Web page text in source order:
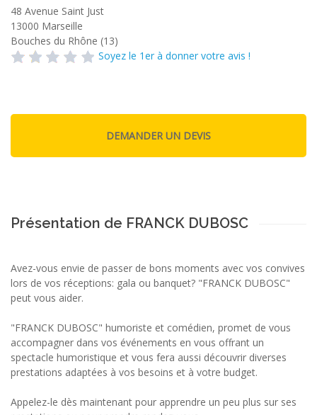
48 Avenue Saint Just
13000 Marseille
Bouches du Rhône (13)
Soyez le 1er à donner votre avis !
Présentation de FRANCK DUBOSC
Avez-vous envie de passer de bons moments avec vos convives
lors de vos réceptions: gala ou banquet? "FRANCK DUBOSC"
peut vous aider.
"FRANCK DUBOSC" humoriste et comédien, promet de vous
accompagner dans vos événements en vous offrant un
spectacle humoristique et vous fera aussi découvrir diverses
prestations adaptées à vos besoins et à votre budget.
Appelez-le dès maintenant pour apprendre un peu plus sur ses